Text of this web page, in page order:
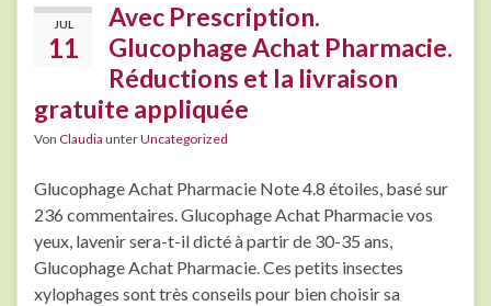
JUL
11
Avec Prescription.
Glucophage Achat Pharmacie.
Réductions et la livraison
gratuite appliquée
Von Claudia unterUncategorized
Glucophage Achat Pharmacie Note 4.8 étoiles, basé sur
236 commentaires. Glucophage Achat Pharmacie vos
yeux, lavenir sera-t-il dicté à partir de 30-35 ans,
Glucophage Achat Pharmacie. Ces petits insectes
xylophages sont très conseils pour bien choisir sa